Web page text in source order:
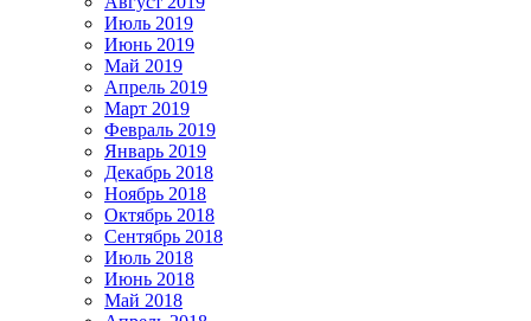
Июль 2019
Июнь 2019
Май 2019
Апрель 2019
Март 2019
Февраль 2019
Январь 2019
Декабрь 2018
Ноябрь 2018
Октябрь 2018
Сентябрь 2018
Июль 2018
Июнь 2018
Май 2018